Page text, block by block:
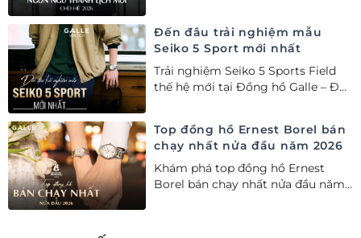
Đến đâu trải nghiệm mẫu
Seiko 5 Sport mới nhất
Trải nghiệm Seiko 5 Sports Field
thế hệ mới tại Đồng hồ Galle – Đại
Top đồng hồ Ernest Borel bán
chạy nhất nửa đầu năm 2026
Khám phá top đồng hồ Ernest
Borel bán chạy nhất nửa đầu năm